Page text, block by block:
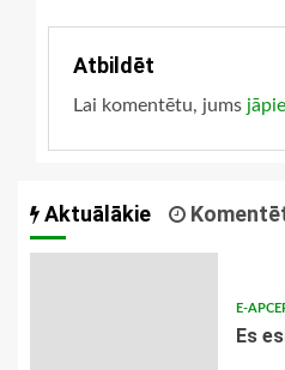
Atbildēt
Lai komentētu, jums
Aktuālākie
E-
Es